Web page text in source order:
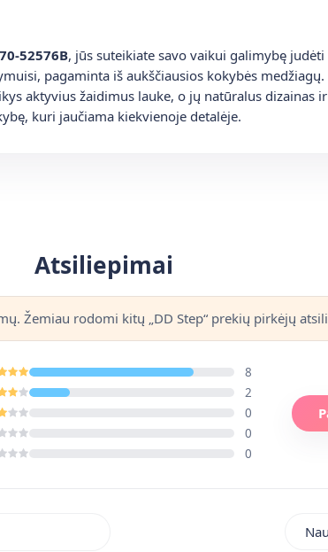
52576B, jūs suteikiate savo vaikui galimybę
pagaminta iš aukščiausios kokybės medžiagų.
aktyvius žaidimus lauke, o jų natūralus dizainas
kuri jaučiama kiekvienoje detalėje.
Atsiliepimai
Žemiau rodomi kitų „DD Step“ prekių pirkėjų
8
2
0
0
0